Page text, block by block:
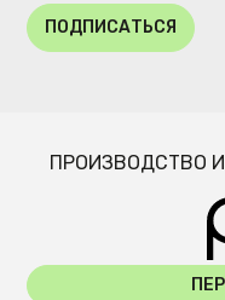
ПОДПИСАТЬСЯ
ПРОИЗВОДСТВО